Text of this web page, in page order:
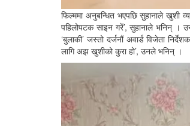
फिल्ममा अनुबन्धित भएपछि सुहानाले खुशी
पहिलोपटक साइन गरें’, सुहानाले भनिन् ।
‘बुलाकी’ जस्तो दर्जनौं अवार्ड विजेता
लागि अझ खुशीको कुरा हो’, उनले भनिन् ।